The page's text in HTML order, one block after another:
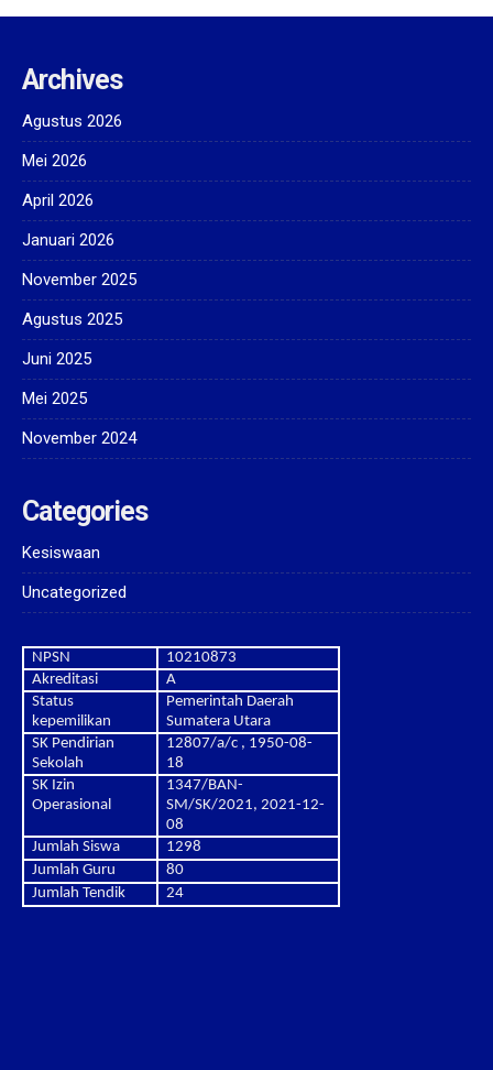
Archives
Agustus 2026
Mei 2026
April 2026
Januari 2026
November 2025
Agustus 2025
Juni 2025
Mei 2025
November 2024
Categories
Kesiswaan
Uncategorized
NPSN
10210873
Akreditasi
A
Status
kepemilikan
Pemerintah Daerah
Sumatera Utara
SK Pendirian
Sekolah
12807/a/c , 1950-08-
18
SK Izin
Operasional
1347/BAN-
SM/SK/2021, 2021-12-
08
Jumlah Siswa
1298
Jumlah Guru
80
Jumlah Tendik
24